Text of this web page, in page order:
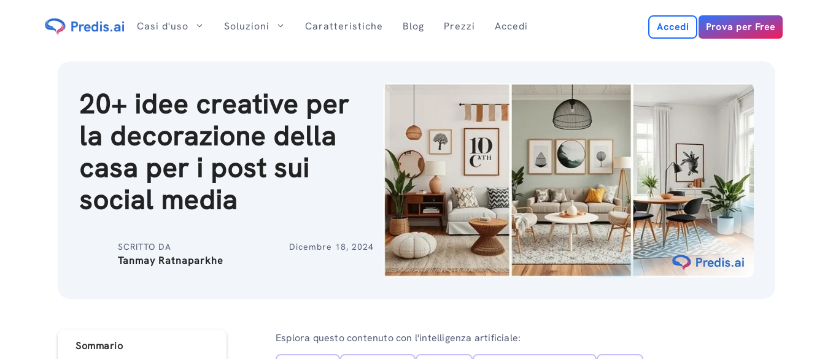
Casi d'uso Soluzioni Caratteristiche Blog Prezzi Accedi Accedi Prova per Free
20+ idee creative per
la decorazione della
casa per i post sui
social media
SCRITTO DA
Tanmay Ratnaparkhe
Dicembre 18, 2024
Sommario
Esplora questo contenuto con l'intelligenza artificiale: